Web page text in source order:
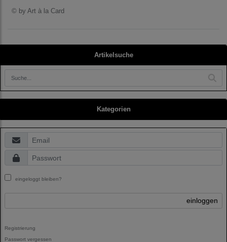
Artikelsuche
Kategorien
eingeloggt bleiben?
einloggen
Registrierung
Passwort vergessen
© by Art à la Card